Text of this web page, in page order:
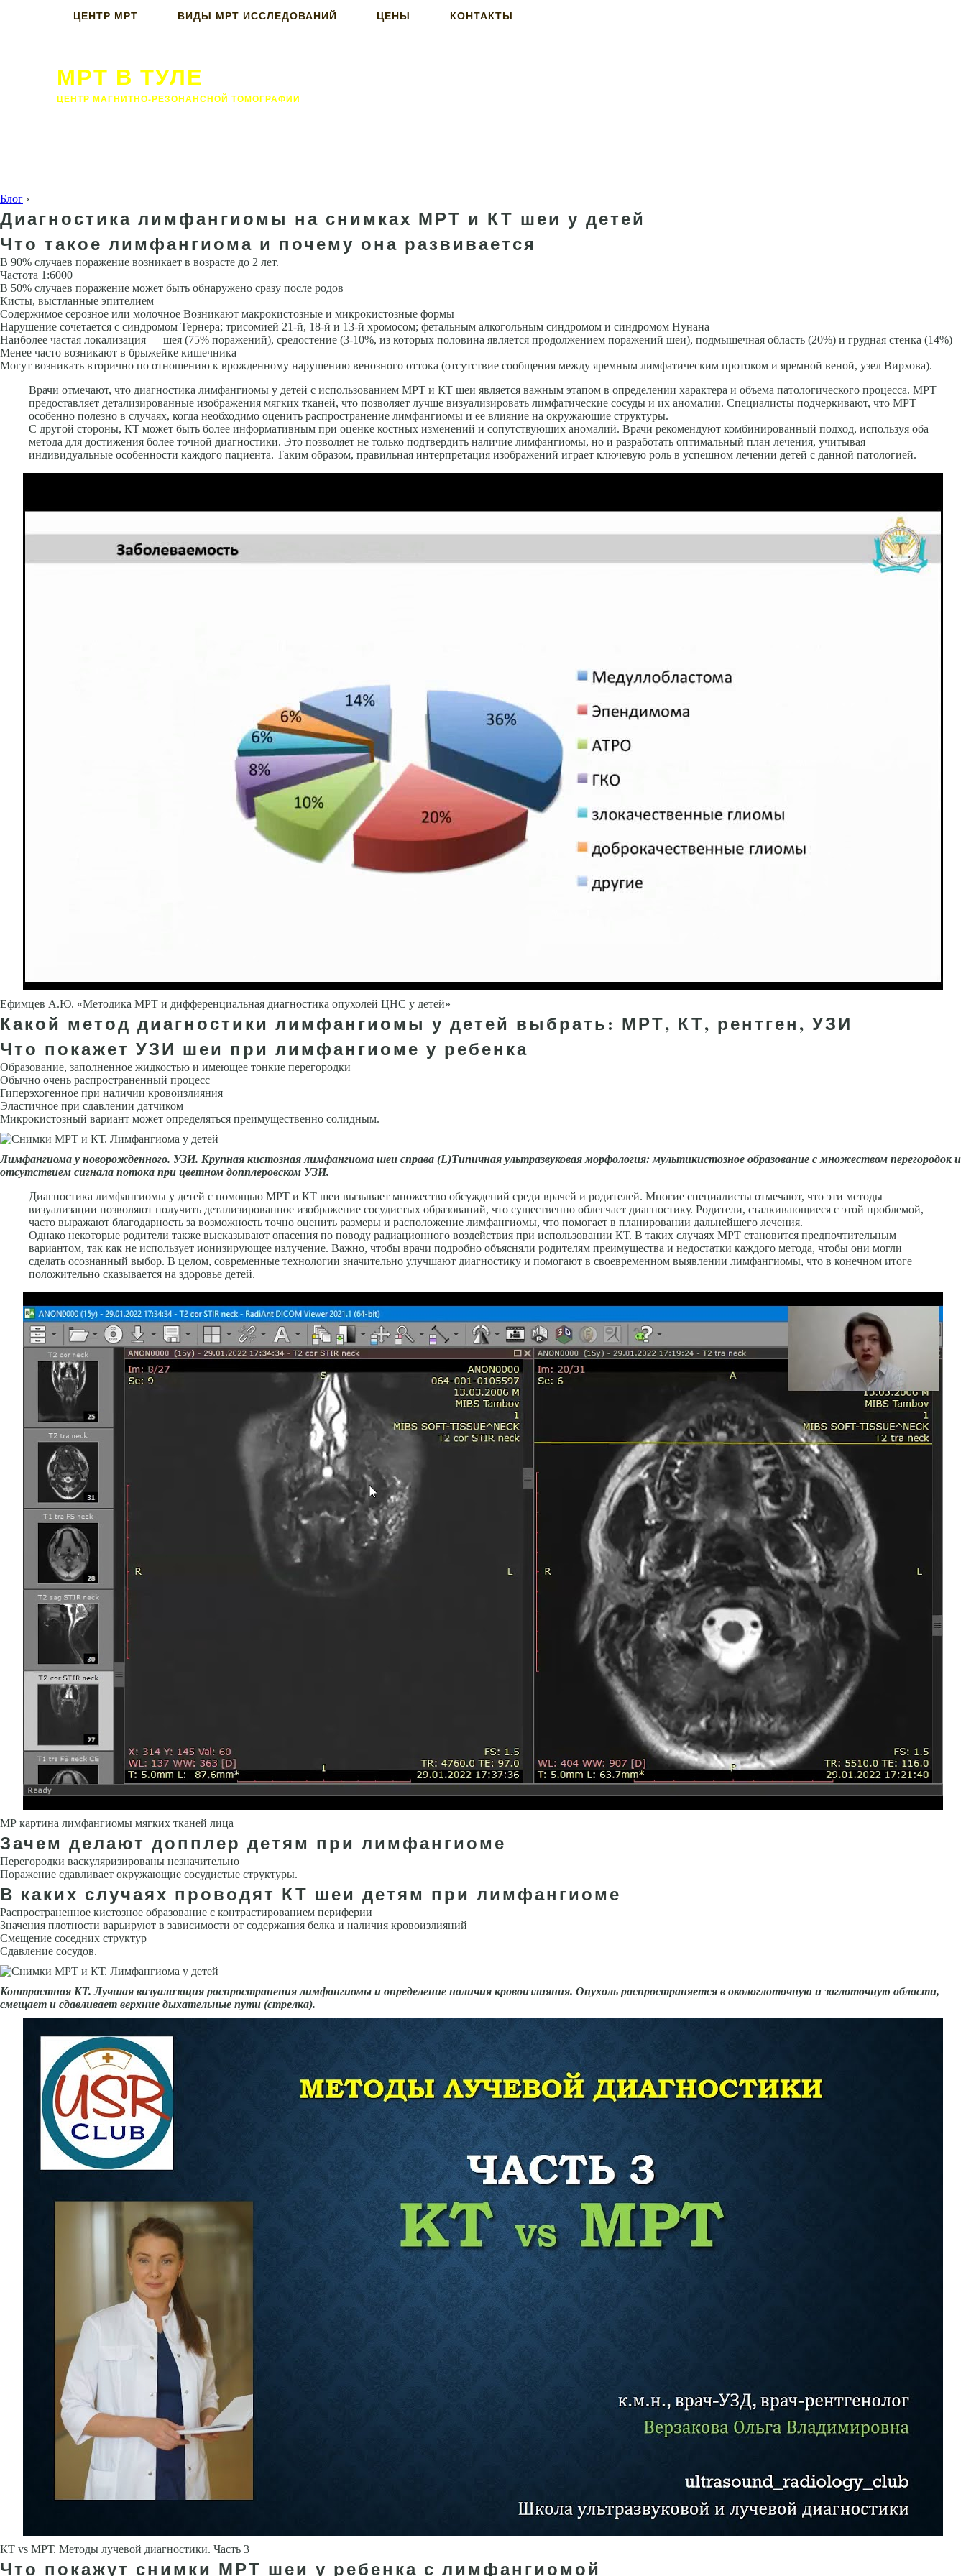
ЦЕНТР МРТ ВИДЫ МРТ ИССЛЕДОВАНИЙ ЦЕНЫ КОНТАКТЫ
МРТ В ТУЛЕ
ЦЕНТР МАГНИТНО-РЕЗОНАНСНОЙ ТОМОГРАФИИ
Блог ›
Диагностика лимфангиомы на снимках МРТ и КТ шеи у детей
Что такое лимфангиома и почему она развивается
В 90% случаев поражение возникает в возрасте до 2 лет.
Частота 1:6000
В 50% случаев поражение может быть обнаружено сразу после родов
Кисты, выстланные эпителием
Содержимое серозное или молочное Возникают макрокистозные и микрокистозные формы
Нарушение со­четается с синдромом Тернера; трисомией 21-й, 18-й и 13-й хромосом; фетальным алкогольным синдромом и синдромом Нунана
Наиболее частая локализация — шея (75% поражений), средостение (3-10%, из ко­торых половина является продолжением поражений шеи), подмышечная область (20%) и грудная стенка (14%)
Менее часто возникают в брыжей­ке кишечника
Могут возникать вторично по отношению к врожденно­му нарушению венозного оттока (отсутствие сообщения между яремным лимфатическим протоком и яремной веной, узел Вирхова).
Врачи отмечают, что диагностика лимфангиомы у детей с использованием МРТ и КТ шеи является важным этапом в определении характера и объема патологического процесса. МРТ
предоставляет детализированные изображения мягких тканей, что позволяет лучше визуализировать лимфатические сосуды и их аномалии. Специалисты подчеркивают, что МРТ
особенно полезно в случаях, когда необходимо оценить распространение лимфангиомы и ее влияние на окружающие структуры.
С другой стороны, КТ может быть более информативным при оценке костных изменений и сопутствующих аномалий. Врачи рекомендуют комбинированный подход, используя оба
метода для достижения более точной диагностики. Это позволяет не только подтвердить наличие лимфангиомы, но и разработать оптимальный план лечения, учитывая
индивидуальные особенности каждого пациента. Таким образом, правильная интерпретация изображений играет ключевую роль в успешном лечении детей с данной патологией.
Ефимцев А.Ю. «Методика МРТ и дифференциальная диагностика опухолей ЦНС у детей»
Какой метод диагностики лимфангиомы у детей выбрать: МРТ, КТ, рентген, УЗИ
Что покажет УЗИ шеи при лимфангиоме у ребенка
Образование, заполненное жидкостью и имеющее тонкие перегородки
Обычно очень распространенный процесс
Гиперэхогенное при наличии кровоизлияния
Эластичное при сдавлении датчиком
Микрокистозный вариант может определяться преимущественно солидным.
Лимфангиома у новорожденного. УЗИ. Крупная кистозная лимфангиома шеи справа (L)Типичная ультразвуковая морфоло­гия: мультикистозное образование с множе­ством перегородок и
отсутствием сигнала по­тока при цветном допплеровском УЗИ.
Диагностика лимфангиомы у детей с помощью МРТ и КТ шеи вызывает множество обсуждений среди врачей и родителей. Многие специалисты отмечают, что эти методы
визуализации позволяют получить детализированное изображение сосудистых образований, что существенно облегчает диагностику. Родители, сталкивающиеся с этой проблемой,
часто выражают благодарность за возможность точно оценить размеры и расположение лимфангиомы, что помогает в планировании дальнейшего лечения.
Однако некоторые родители также высказывают опасения по поводу радиационного воздействия при использовании КТ. В таких случаях МРТ становится предпочтительным
вариантом, так как не использует ионизирующее излучение. Важно, чтобы врачи подробно объясняли родителям преимущества и недостатки каждого метода, чтобы они могли
сделать осознанный выбор. В целом, современные технологии значительно улучшают диагностику и помогают в своевременном выявлении лимфангиомы, что в конечном итоге
положительно сказывается на здоровье детей.
МР картина лимфангиомы мягких тканей лица
Зачем делают допплер детям при лимфангиоме
Перегородки васкуляризированы незначительно
Поражение сдавливает окружающие сосудистые структуры.
В каких случаях проводят КТ шеи детям при лимфангиоме
Распространенное кистозное образование с контрастированием перифе­рии
Значения плотности варьируют в зависимости от содержания белка и наличия кровоизлияний
Смещение соседних структур
Сдавление сосудов.
Контрастная КТ. Лучшая визуализа­ция распространения лимфангиомы и опреде­ление наличия кровоизлияния. Опухоль рас­пространяется в окологлоточную и заглоточ­ную области,
смещает и сдавливает верхние дыхательные пути (стрелка).
КТ vs МРТ. Методы лучевой диагностики. Часть 3
Что покажут снимки МРТ шеи у ребенка с лимфангиомой